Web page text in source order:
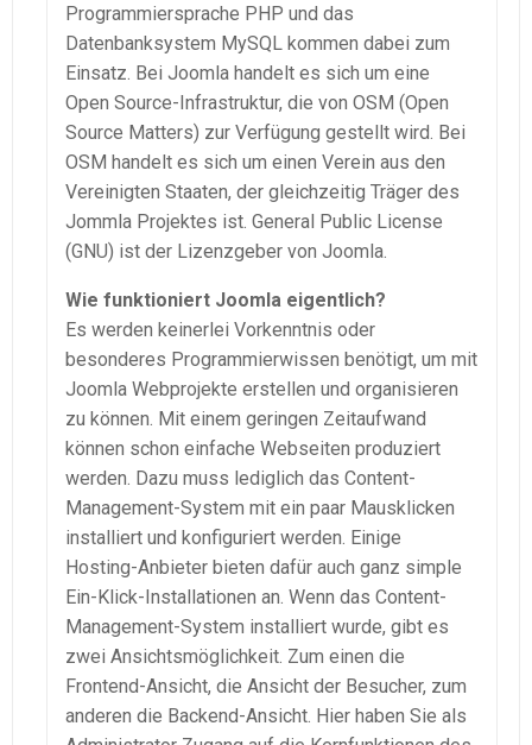
Programmiersprache PHP und das
Datenbanksystem MySQL kommen dabei zum
Einsatz. Bei Joomla handelt es sich um eine
Open Source-Infrastruktur, die von OSM (Open
Source Matters) zur Verfügung gestellt wird. Bei
OSM handelt es sich um einen Verein aus den
Vereinigten Staaten, der gleichzeitig Träger des
Jommla Projektes ist. General Public License
(GNU) ist der Lizenzgeber von Joomla.
Wie funktioniert Joomla eigentlich?
Es werden keinerlei Vorkenntnis oder
besonderes Programmierwissen benötigt, um mit
Joomla Webprojekte erstellen und organisieren
zu können. Mit einem geringen Zeitaufwand
können schon einfache Webseiten produziert
werden. Dazu muss lediglich das Content-
Management-System mit ein paar Mausklicken
installiert und konfiguriert werden. Einige
Hosting-Anbieter bieten dafür auch ganz simple
Ein-Klick-Installationen an. Wenn das Content-
Management-System installiert wurde, gibt es
zwei Ansichtsmöglichkeit. Zum einen die
Frontend-Ansicht, die Ansicht der Besucher, zum
anderen die Backend-Ansicht. Hier haben Sie als